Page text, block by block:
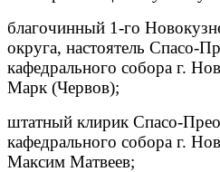
благочинный 1-го
округа, настоятель Спасо-
кафедрального собора г.
Марк (Червов);
штатный клирик Спасо-
кафедрального собора г.
Максим Матвеев;